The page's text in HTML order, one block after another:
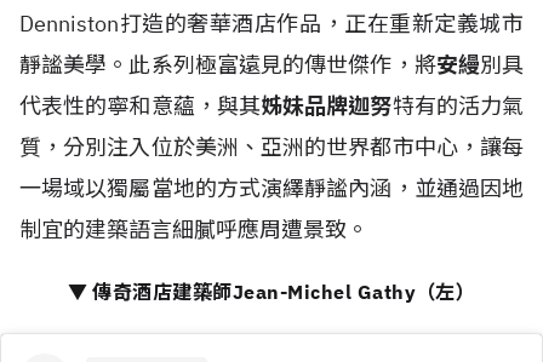
Denniston打造的奢華酒店作品，正在重新定義城市
靜謐美學。此系列極富遠見的傳世傑作，將安縵別具
代表性的寧和意蘊，與其姊妹品牌迦努特有的活力氣
質，分別注入位於美洲、亞洲的世界都市中心，讓每
一場域以獨屬當地的方式演繹靜謐內涵，並通過因地
制宜的建築語言細膩呼應周遭景致。
▼ 傳奇酒店建築師Jean-Michel Gathy（左）